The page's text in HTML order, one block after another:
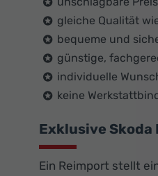
gleiche Qualität
bequeme und
günstige,
individuelle
keine
Exklusive
Ein Reimport stellt